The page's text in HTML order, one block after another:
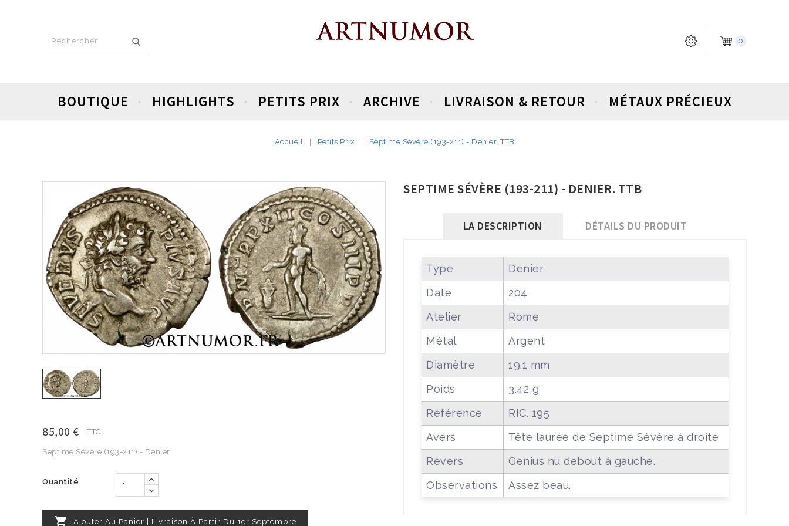
0
BOUTIQUE HIGHLIGHTS PETITS PRIX ARCHIVE LIVRAISON & RETOUR MÉTAUX PRÉCIEUX
Accueil Petits Prix Septime Sévère (193-211) - Denier. TTB
85,00 € TTC
Septime Sévère (193-211) - Denier
Quantité
 Ajouter Au Panier | Livraison À Partir Du 1er Septembre
SEPTIME SÉVÈRE (193-211) - DENIER. TTB
LA DESCRIPTION DÉTAILS DU PRODUIT
Type
Denier
Date
204
Atelier
Rome
Métal
Argent
Diamètre
19.1 mm
Poids
3.42 g
Référence
RIC. 195
Avers
Tête laurée de Septime Sévère à droite
Revers
Genius nu debout à gauche.
Observations
Assez beau.